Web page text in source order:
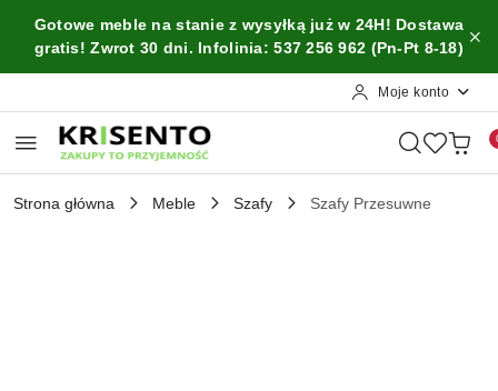
Przejdź do treści głównej
Przejdź do wyszukiwarki
Przejdź do moje konto
Przejdź do menu głównego
Przejdź do opisu produktu
Przejdź do stopki
Gotowe meble na stanie z wysyłką już w 24H! Dostawa
gratis! Zwrot 30 dni. Infolinia: 537 256 962 (Pn-Pt 8-18)
Moje konto
Strona główna Meble Szafy Szafy Przesuwne